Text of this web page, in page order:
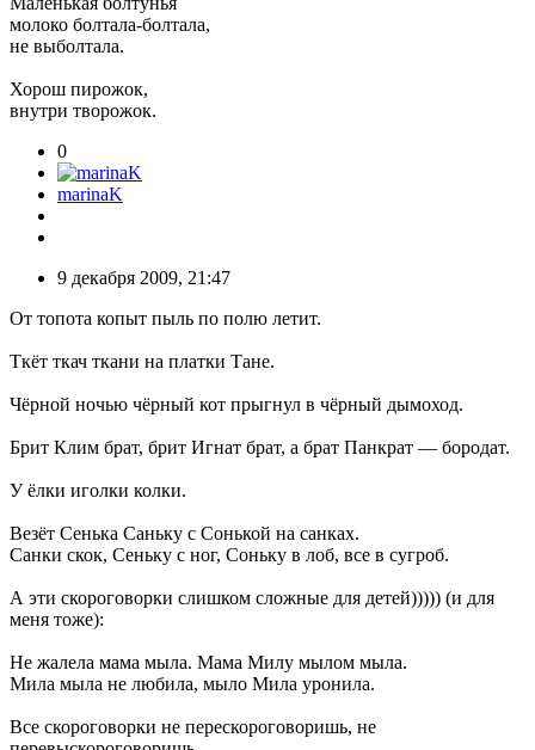
молоко болтала-болтала,
не выболтала.
Хорош пирожок,
внутри творожок.
0
marinaK
9 декабря 2009, 21:47
От топота копыт пыль по полю летит.
Ткёт ткач ткани на платки Тане.
Чёрной ночью чёрный кот прыгнул в чёрный дымоход.
Брит Клим брат, брит Игнат брат, а брат Панкрат — бородат.
У ёлки иголки колки.
Везёт Сенька Саньку с Сонькой на санках.
Санки скок, Сеньку с ног, Соньку в лоб, все в сугроб.
А эти скороговорки слишком сложные для детей))))) (и для
меня тоже):
Не жалела мама мыла. Мама Милу мылом мыла.
Мила мыла не любила, мыло Мила уронила.
Все cкороговорки не перескороговоришь, не